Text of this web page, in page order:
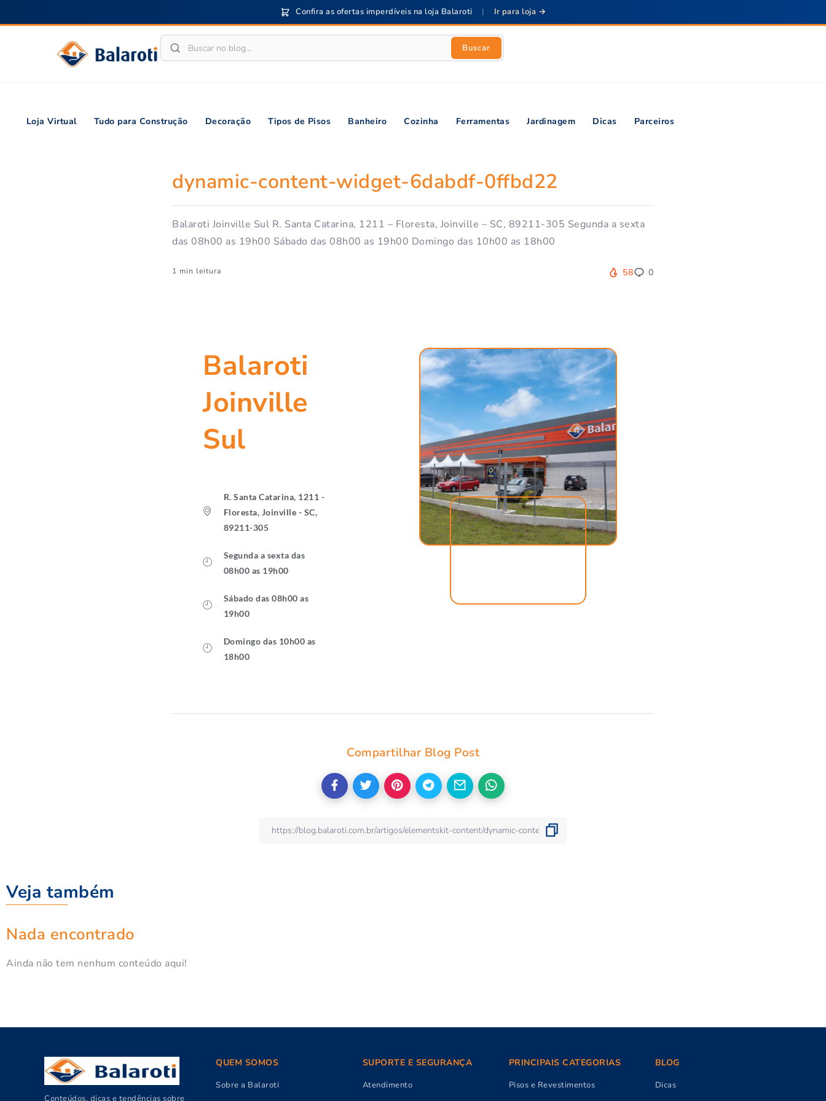
Confira as ofertas imperdíveis na loja Balaroti | Ir para loja →
Buscar
Loja Virtual Tudo para Construção Decoração Tipos de Pisos Banheiro Cozinha Ferramentas Jardinagem Dicas Parceiros
dynamic-content-widget-6dabdf-0ffbd22
Balaroti Joinville Sul R. Santa Catarina, 1211 – Floresta, Joinville – SC, 89211-305 Segunda a sexta
das 08h00 as 19h00 Sábado das 08h00 as 19h00 Domingo das 10h00 as 18h00
1 min leitura 58 0
Balaroti
Joinville
Sul
R. Santa Catarina, 1211 -
Floresta, Joinville - SC,
89211-305
Segunda a sexta das
08h00 as 19h00
Sábado das 08h00 as
19h00
Domingo das 10h00 as
18h00
Compartilhar Blog Post
Veja também
Nada encontrado
Ainda não tem nenhum conteúdo aqui!
Conteúdos, dicas e tendências sobre
QUEM SOMOS
Sobre a Balaroti
SUPORTE E SEGURANÇA
Atendimento
PRINCIPAIS CATEGORIAS
Pisos e Revestimentos
BLOG
Dicas